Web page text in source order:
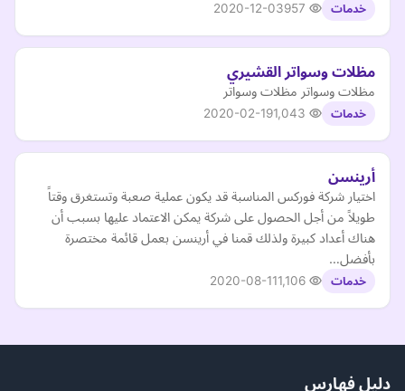
خدمات 2020-12-03
مظلات وسواتر القشيري
مظلات وسواتر مظلات وسواتر
خدمات 2020-02-19
أرينسن
اختيار شركة فوركس المناسبة قد يكون عملية صعبة وتستغرق وقتاً
طويلاً من أجل الحصول على شركة يمكن الاعتماد عليها بسبب أن
هناك أعداد كبيرة ولذلك قمنا في أرينسن بعمل قائمة مختصرة
بأفضل…
خدمات 2020-08-11
دليل فهارس